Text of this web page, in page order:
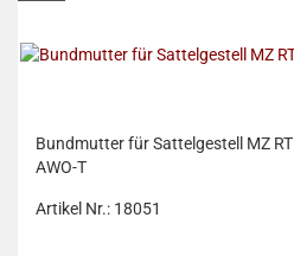
Bundmutter für Sattelgestell MZ
AWO-T
Artikel Nr.: 18051